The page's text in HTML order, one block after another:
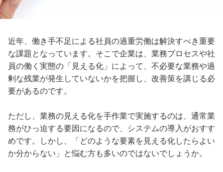
近年、働き手不足による社員の過重労働は解決すべき重要
な課題となっています。そこで企業は、業務プロセスや社
員の働く実態の「見える化」によって、不必要な業務や過
剰な残業が発生していないかを把握し、改善策を講じる必
要があるのです。
ただし、業務の見える化を手作業で実施するのは、通常業
務がひっ迫する要因になるので、システムの導入がおすす
めです。しかし、「どのような要素を見える化したらよい
か分からない」と悩む方も多いのではないでしょうか。